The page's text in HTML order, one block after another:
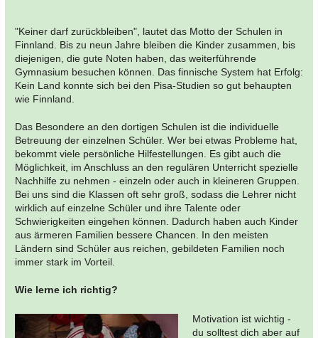
"Keiner darf zurückbleiben", lautet das Motto der Schulen in
Finnland. Bis zu neun Jahre bleiben die Kinder zusammen, bis
diejenigen, die gute Noten haben, das weiterführende
Gymnasium besuchen können. Das finnische System hat Erfolg:
Kein Land konnte sich bei den Pisa-Studien so gut behaupten
wie Finnland.
Das Besondere an den dortigen Schulen ist die individuelle
Betreuung der einzelnen Schüler. Wer bei etwas Probleme hat,
bekommt viele persönliche Hilfestellungen. Es gibt auch die
Möglichkeit, im Anschluss an den regulären Unterricht spezielle
Nachhilfe zu nehmen - einzeln oder auch in kleineren Gruppen.
Bei uns sind die Klassen oft sehr groß, sodass die Lehrer nicht
wirklich auf einzelne Schüler und ihre Talente oder
Schwierigkeiten eingehen können. Dadurch haben auch Kinder
aus ärmeren Familien bessere Chancen. In den meisten
Ländern sind Schüler aus reichen, gebildeten Familien noch
immer stark im Vorteil.
Wie lerne ich richtig?
Motivation ist wichtig -
du solltest dich aber auf